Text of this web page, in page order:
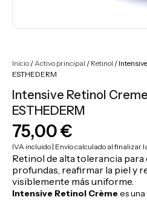
Inicio /Activo principal / Retinol /
ESTHEDERM
Intensive Retinol
ESTHEDERM
75,00€
IVA incluido | Envío calculado al finalizar
Retinol de alta tolerancia
profundas, reafirmar la piel y
visiblemente más uniforme.
Intensive Retinol Crèmees